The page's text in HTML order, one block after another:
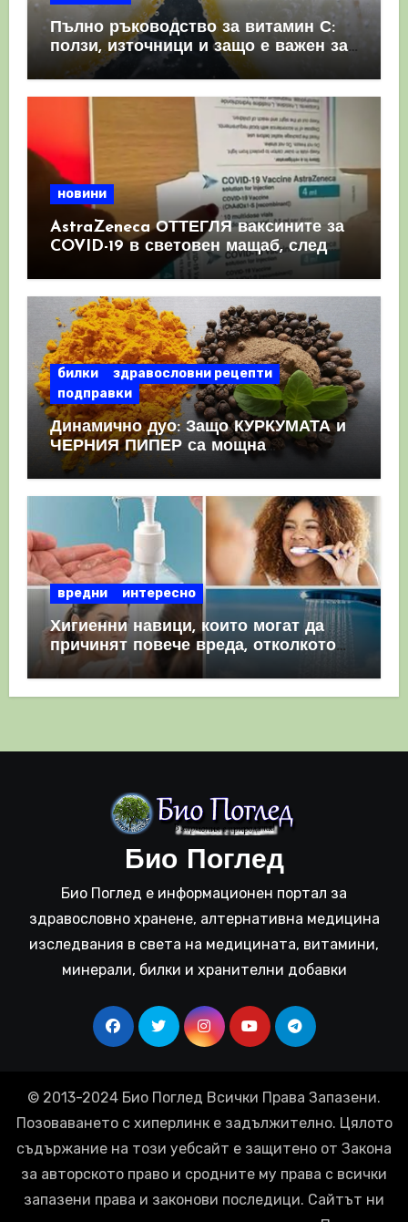
Пълно ръководство за витамин С:
ползи, източници и защо е важен за
имунната система
новини
AstraZeneca ОТТЕГЛЯ ваксините за
COVID-19 в световен мащаб, след
като призна, че те причиняват
КРЪВНИ съсиреци
билки
здравословни рецепти
подправки
Динамично дуо: Защо КУРКУМАТА и
ЧЕРНИЯ ПИПЕР са мощна
комбинация
вредни интересно
Хигиенни навици, които могат да
причинят повече вреда, отколкото
полза
Био Поглед
Био Поглед е информационен портал за
здравословно хранене, алтернативна медицина
изследвания в света на медицината, витамини,
минерали, билки и хранителни добавки
© 2013-2024 Био Поглед Всички Права Запазени.
Позоваването с хиперлинк е задължително. Цялото
съдържание на този уебсайт е защитено от Закона
за авторското право и сродните му права с всички
запазени права и законови последици. Сайтът ни